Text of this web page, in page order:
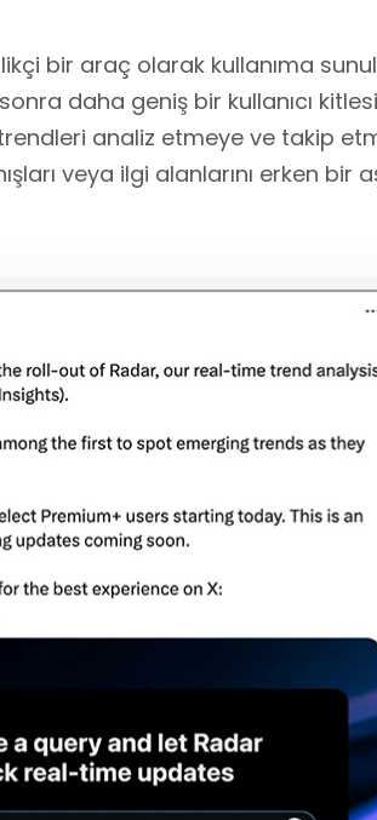
bir araç olarak kullanıma
daha geniş bir kullanıcı
analiz etmeye ve takip
veya ilgi alanlarını erken